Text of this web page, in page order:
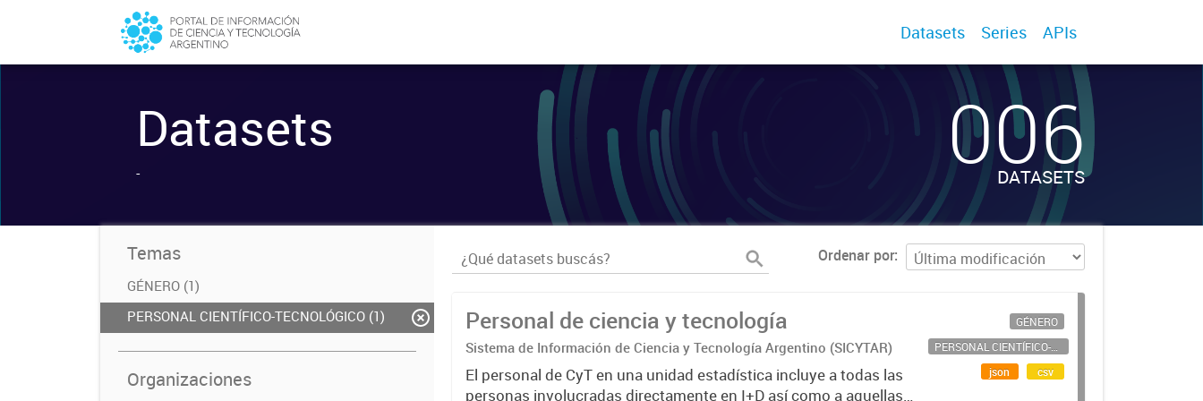
Datasets Series APIs
Datasets
- 006
DATASETS
Temas
GÉNERO (1)
PERSONAL CIENTÍFICO-TECNOLÓGICO (1)
Organizaciones
Ordenar por
Personal de ciencia y tecnología
Sistema de Información de Ciencia y Tecnología Argentino (SICYTAR)
El personal de CyT en una unidad estadística incluye a todas las
personas involucradas directamente en I+D así como a aquellas
GÉNERO
PERSONAL CIENTÍFICO-TECNOLÓGICO
json
csv